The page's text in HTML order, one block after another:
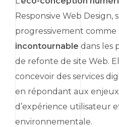
Responsive Web Design,
progressivement comme
incontournable dans les
de refonte de site Web.
concevoir des services
en répondant aux
d’expérience utilisateur
environnementale.